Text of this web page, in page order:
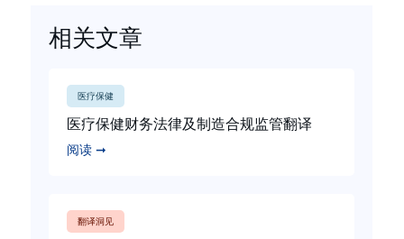
相关文章
医疗保健
医疗保健财务法律及制造合规监管翻译
阅读 ➞
翻译洞见